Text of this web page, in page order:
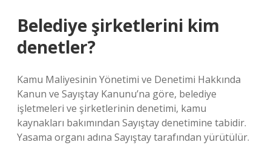
Belediye şirketlerini kim
denetler?
Kamu Maliyesinin Yönetimi ve Denetimi Hakkında
Kanun ve Sayıştay Kanunu’na göre, belediye
işletmeleri ve şirketlerinin denetimi, kamu
kaynakları bakımından Sayıştay denetimine tabidir.
Yasama organı adına Sayıştay tarafından yürütülür.